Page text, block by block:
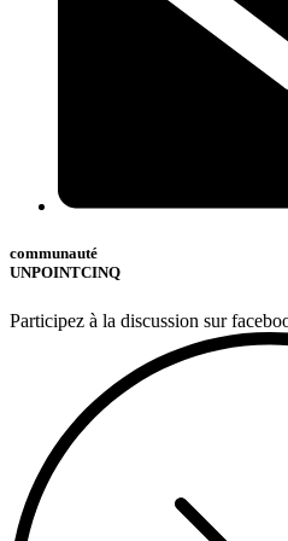
communauté
UNPOINTCINQ
Participez à la discussion sur